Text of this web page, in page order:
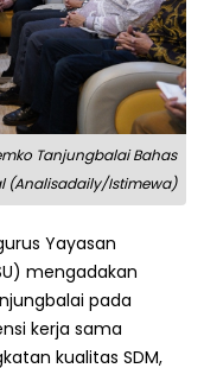
Tanjungbalai Bahas
(Analisadaily/Istimewa)
Yayasan
mengadakan
pada
kerja sama
kualitas SDM,